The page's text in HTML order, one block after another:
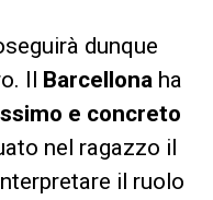
dunque
Il Barcellonaha
e concreto
nel ragazzo il
il ruolo